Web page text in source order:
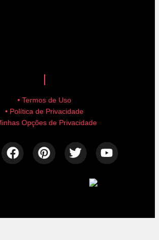
• Termos de Uso
• Política de Privacidade
Opções de Privacidade